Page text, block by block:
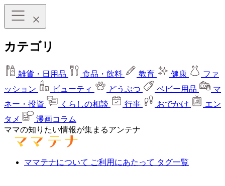
カテゴリ
雑貨・日用品 食品・飲料 教育 健康
ファ
ッション
ビューティ どうぶつ ベビー用品
マ
ネー・投資
くらしの相談 行事 おでかけ
エン
タメ
漫画コラム
ママの知りたい情報が集まるアンテナ
ママテナについて ご利用にあたって タグ一覧